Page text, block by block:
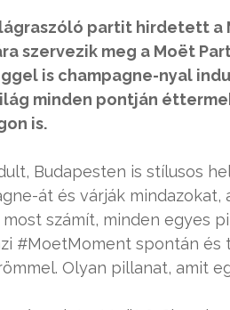
partit hirdetett a
szervezik meg a Moët
is champagne-nyal
minden pontján
is.
Budapesten is stílusos
át és várják
most számít, minden egyes
#MoetMoment spontán
Olyan pillanat, amit